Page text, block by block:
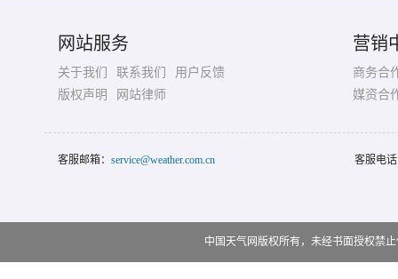
网站服务
关于我们 联系我们
用户反馈
版权声明
网站律师
营销
商务合
媒资合
客服邮箱： service@weather.com.cn 客服电
中国天气网版权所有，未经书面授权